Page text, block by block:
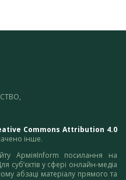
Commons Attribution 4.0
інше.
АрміяInform посилання на
суб’єктів у сфері онлайн-медіа
абзаці матеріалу прямого та